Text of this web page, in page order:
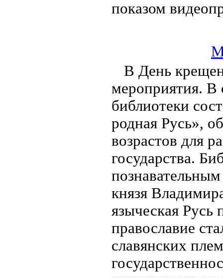
показом
В День
мероприятия. В
библиотеки
родная Русь»,
возрастов для
государства.
князя
языческая
православие
славянских